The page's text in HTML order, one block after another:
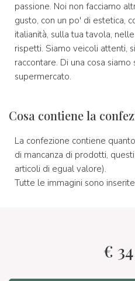
passione. Noi non facciamo
gusto, con un po' di estetica,
italianità, sulla tua tavola,
rispetti. Siamo veicoli attenti,
raccontare. Di una cosa siamo
supermercato.
Cosa contiene la
La confezione contiene
di mancanza di prodotti,
articoli di egual valore).
Tutte le immagini sono
€